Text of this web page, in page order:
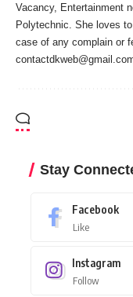
Vacancy, Entertainment
Polytechnic. She loves
case of any complain or
Stay
Facebook
Like
Instagram
Follow